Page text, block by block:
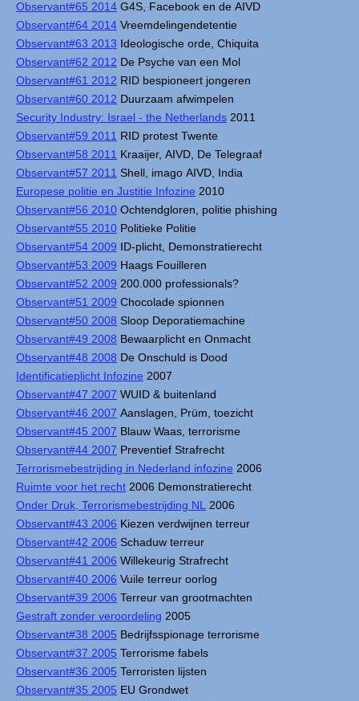
Observant#65 2014 G4S, Facebook en de AIVD
Observant#64 2014 Vreemdelingendetentie
Observant#63 2013 Ideologische orde, Chiquita
Observant#62 2012 De Psyche van een Mol
Observant#61 2012 RID bespioneert jongeren
Observant#60 2012 Duurzaam afwimpelen
Security Industry: Israel - the Netherlands 2011
Observant#59 2011 RID protest Twente
Observant#58 2011 Kraaijer, AIVD, De Telegraaf
Observant#57 2011 Shell, imago AIVD, India
Europese politie en Justitie Infozine 2010
Observant#56 2010 Ochtendgloren, politie phishing
Observant#55 2010 Politieke Politie
Observant#54 2009 ID-plicht, Demonstratierecht
Observant#53 2009 Haags Fouilleren
Observant#52 2009 200.000 professionals?
Observant#51 2009 Chocolade spionnen
Observant#50 2008 Sloop Deporatiemachine
Observant#49 2008 Bewaarplicht en Onmacht
Observant#48 2008 De Onschuld is Dood
Identificatieplicht Infozine 2007
Observant#47 2007 WUID & buitenland
Observant#46 2007 Aanslagen, Prüm, toezicht
Observant#45 2007 Blauw Waas, terrorisme
Observant#44 2007 Preventief Strafrecht
Terrorismebestrijding in Nederland infozine 2006
Ruimte voor het recht 2006 Demonstratierecht
Onder Druk, Terrorismebestrijding NL
2006
Observant#43 2006 Kiezen verdwijnen terreur
Observant#42 2006 Schaduw terreur
Observant#41 2006 Willekeurig Strafrecht
Observant#40 2006 Vuile terreur oorlog
Observant#39 2006 Terreur van grootmachten
Gestraft zonder veroordeling 2005
Observant#38 2005 Bedrijfsspionage terrorisme
Observant#37 2005 Terrorisme fabels
Observant#36 2005 Terroristen lijsten
Observant#35 2005 EU Grondwet